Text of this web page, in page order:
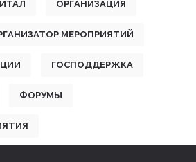
ОРГАНИЗАЦИЯ
МЕРОПРИЯТИЙ
ГОСПОДДЕРЖКА
ФОРУМЫ